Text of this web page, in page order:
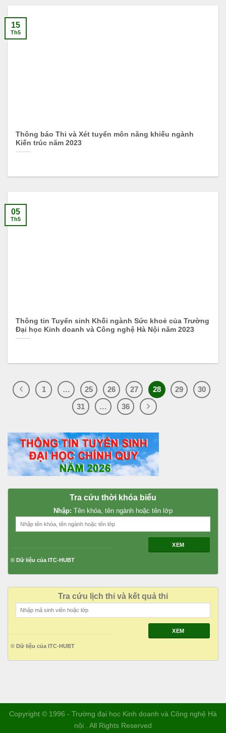
Thông báo Thi và Xét tuyển môn năng khiếu ngành
Kiến trúc năm 2023
15
Th5
Thông tin Tuyển sinh Khối ngành Sức khoẻ của Trường
Đại học Kinh doanh và Công nghệ Hà Nội năm 2023
05
Th5
1 … 25 26 27 28 29
30
31
… 36
Tra cứu thời khóa biểu
Nhập: Tên khóa, tên ngành hoặc tên lớp
XEM
© Dữ liệu của ITC-HUBT
Tra cứu lịch thi và kết quả thi
XEM
© Dữ liệu của ITC-HUBT
Copyright © 1996 - Trường đại học Kinh doanh và Công nghệ Hà
nội . All Rights Reserved